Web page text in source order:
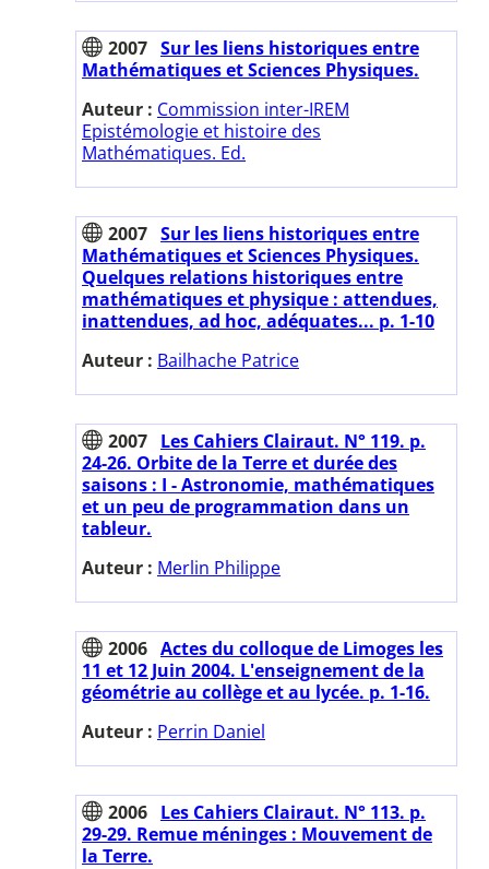
2007 Sur les liens historiques entre
Mathématiques et Sciences Physiques.
Auteur : Commission inter-IREM
Epistémologie et histoire des
Mathématiques. Ed.
2007 Sur les liens historiques entre
Mathématiques et Sciences Physiques.
Quelques relations historiques entre
mathématiques et physique : attendues,
inattendues, ad hoc, adéquates... p. 1-10
Auteur : Bailhache Patrice
2007 Les Cahiers Clairaut. N° 119. p.
24-26. Orbite de la Terre et durée des
saisons : I - Astronomie, mathématiques
et un peu de programmation dans un
tableur.
Auteur : Merlin Philippe
2006 Actes du colloque de Limoges les
11 et 12 Juin 2004. L'enseignement de la
géométrie au collège et au lycée. p. 1-16.
Auteur : Perrin Daniel
2006 Les Cahiers Clairaut. N° 113. p.
29-29. Remue méninges : Mouvement de
la Terre.